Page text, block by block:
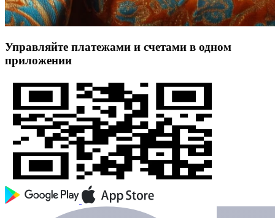
Управляйте платежами и счетами в одном
приложении